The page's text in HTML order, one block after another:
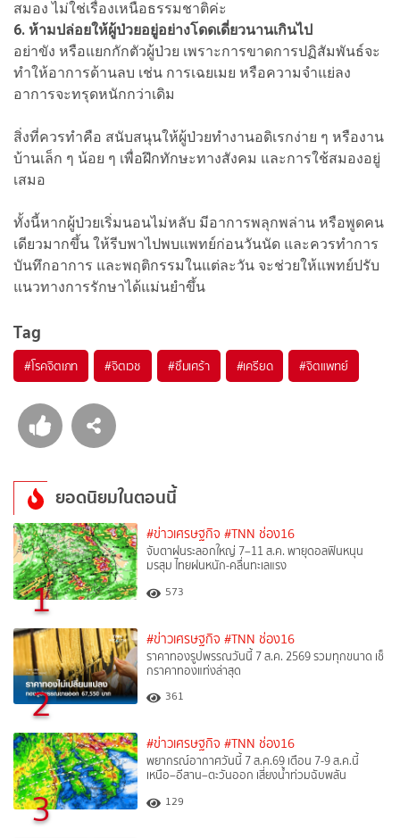
สมอง ไม่ใช่เรื่องเหนือธรรมชาติค่ะ
6. ห้ามปล่อยให้ผู้ป่วยอยู่อย่างโดดเดี่ยวนานเกินไป
อย่าขัง หรือแยกกักตัวผู้ป่วย เพราะการขาดการปฏิสัมพันธ์จะ
ทำให้อาการด้านลบ เช่น การเฉยเมย หรือความจำแย่ลง
อาการจะทรุดหนักกว่าเดิม
สิ่งที่ควรทำคือ สนับสนุนให้ผู้ป่วยทำงานอดิเรกง่าย ๆ หรืองาน
บ้านเล็ก ๆ น้อย ๆ เพื่อฝึกทักษะทางสังคม และการใช้สมองอยู่
เสมอ
ทั้งนี้หากผู้ป่วยเริ่มนอนไม่หลับ มีอาการพลุกพล่าน หรือพูดคน
เดียวมากขึ้น ให้รีบพาไปพบแพทย์ก่อนวันนัด และควรทำการ
บันทึกอาการ และพฤติกรรมในแต่ละวัน จะช่วยให้แพทย์ปรับ
แนวทางการรักษาได้แม่นยำขึ้น
Tag
#โรคจิตเภท #จิตเวช #ซึมเศร้า #เครียด #จิตแพทย์
ยอดนิยมในตอนนี้
1
#ข่าวเศรษฐกิจ #TNN ช่อง16
จับตาฝนระลอกใหญ่ 7–11 ส.ค. พายุดอลฟินหนุน
มรสุม ไทยฝนหนัก-คลื่นทะเลแรง
573
2
#ข่าวเศรษฐกิจ #TNN ช่อง16
ราคาทองรูปพรรณวันนี้ 7 ส.ค. 2569 รวมทุกขนาด เช็
กราคาทองแท่งล่าสุด
361
3
#ข่าวเศรษฐกิจ #TNN ช่อง16
พยากรณ์อากาศวันนี้ 7 ส.ค.69 เตือน 7-9 ส.ค.นี้
เหนือ–อีสาน–ตะวันออก เสี่ยงน้ำท่วมฉับพลัน
129